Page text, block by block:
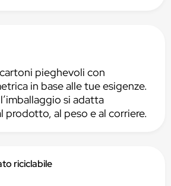
pieghevoli con
in base alle tue esigenze.
si adatta
al peso e al corriere.
riciclabile